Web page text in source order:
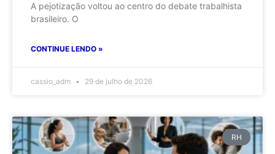
A pejotização voltou ao centro do debate trabalhista
brasileiro. O
CONTINUE LENDO »
cassio_adm 29 de julho de 2026
RH